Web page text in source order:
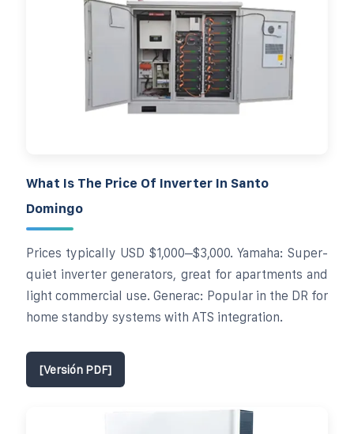
What Is The Price Of Inverter In Santo
Domingo
Prices typically USD $1,000–$3,000. Yamaha: Super-
quiet inverter generators, great for apartments and
light commercial use. Generac: Popular in the DR for
home standby systems with ATS integration.
[Versión PDF]